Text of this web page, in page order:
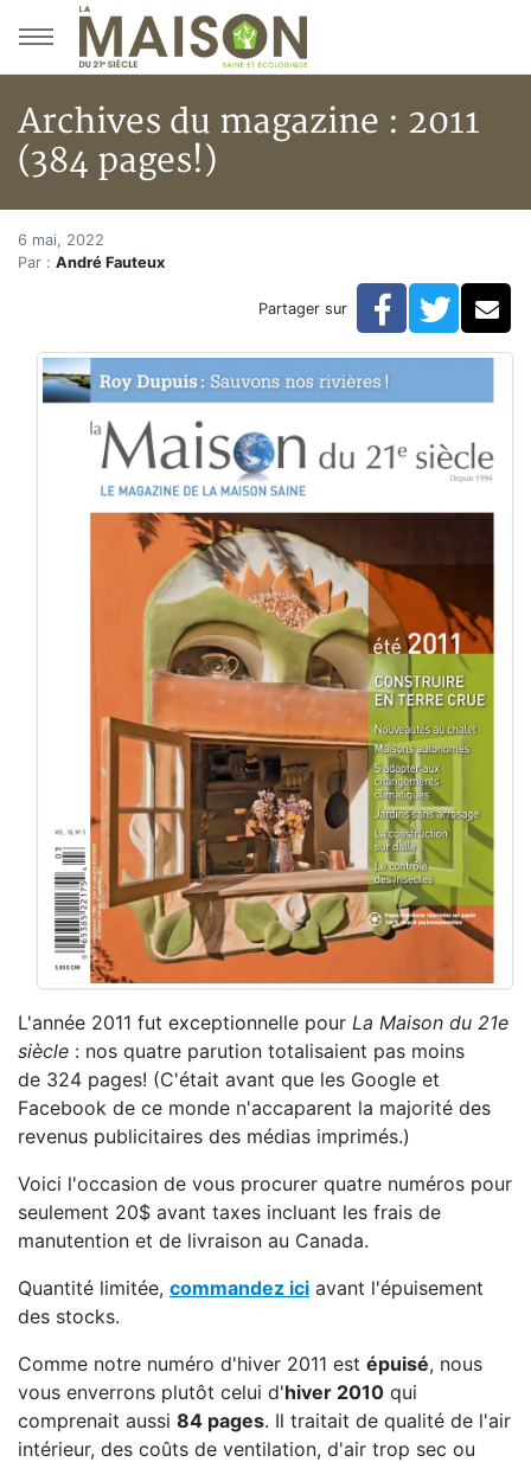
Aller au menu principal
Aller au contenu principal
Archives du magazine : 2011
(384 pages!)
Accueil
Articles
Archives du magazine : 2011 (384 pages!)
Archives du magazine : 2011
6 mai, 2022
Par : André Fauteux
Partager sur Facebook
L'année 2011 fut exceptionnelle pour La Maison du 21e
siècle : nos quatre parution totalisaient pas moins
de 324 pages! (C'était avant que les Google et
Facebook de ce monde n'accaparent la majorité des
revenus publicitaires des médias imprimés.)
Voici l'occasion de vous procurer quatre numéros pour
seulement 20$ avant taxes incluant les frais de
manutention et de livraison au Canada.
Quantité limitée, commandez ici avant l'épuisement
des stocks.
Comme notre numéro d'hiver 2011 est épuisé, nous
vous enverrons plutôt celui d'hiver 2010 qui
comprenait aussi 84 pages. Il traitait de qualité de l'air
intérieur, des coûts de ventilation, d'air trop sec ou